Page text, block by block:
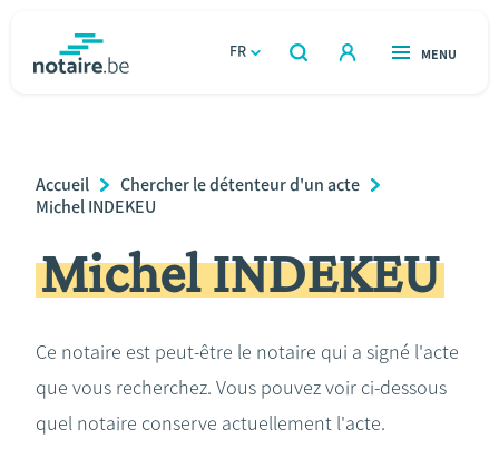
FR
OUVERT
RECHERCHER
OUVERT
MENU
Relations et vivre ensemble
Héritage et donations
Le notaire
Breadcrumb
Accueil
Chercher le détenteur d'un acte
Michel INDEKEU
Michel INDEKEU
Ce notaire est peut-être le notaire qui a signé l'acte
que vous recherchez. Vous pouvez voir ci-dessous
quel notaire conserve actuellement l'acte.